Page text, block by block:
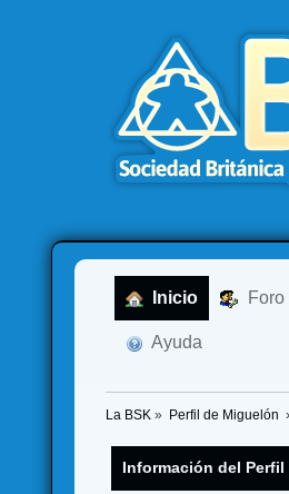
Inicio Foro
Ayuda
La BSK » Perfil de Miguelón
Información del Perfil